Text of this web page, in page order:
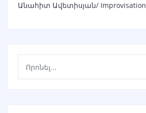
Անահիտ Ավետիսյան/ Improvisation